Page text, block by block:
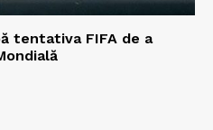
tentativa FIFA de a